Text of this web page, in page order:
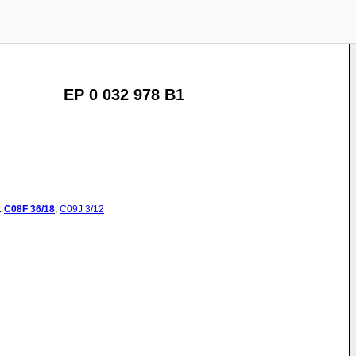
EP 0 032 978 B1
: C08F 36/18, C09J 3/12